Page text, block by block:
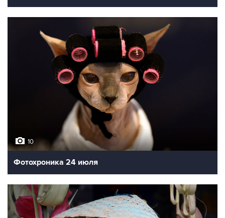
10
Фотохроника 24 июля